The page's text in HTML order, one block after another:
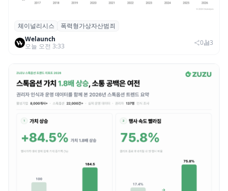
체이널리시스 “가상자산 보유자 대상 폭력
범죄 증가…상반기 탈취액 3000만 달러 돌파
체이널리시스
폭력형가상자산범죄
Welaunch
오늘 오전 3:33
0 3